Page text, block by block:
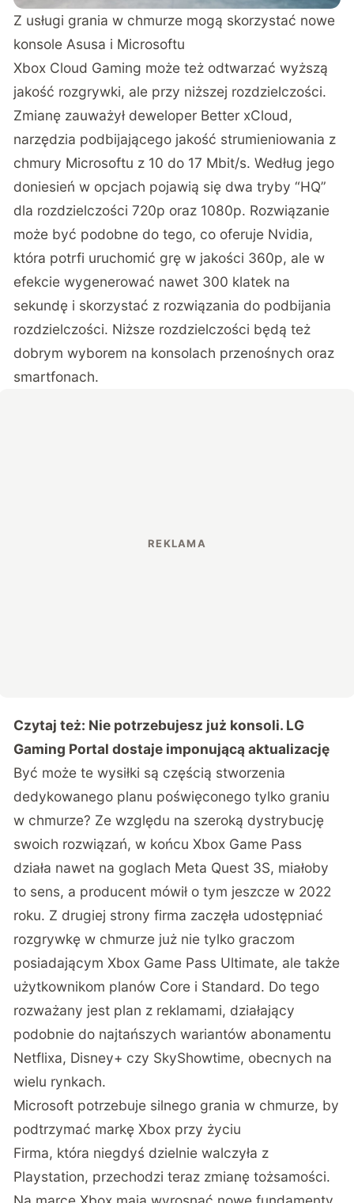
Z usługi grania w chmurze mogą skorzystać nowe
konsole Asusa i Microsoftu
Xbox Cloud Gaming może też odtwarzać wyższą
jakość rozgrywki, ale przy niższej rozdzielczości.
Zmianę zauważył deweloper Better xCloud,
narzędzia podbijającego jakość strumieniowania z
chmury Microsoftu z 10 do 17 Mbit/s. Według jego
doniesień w opcjach pojawią się dwa tryby “HQ”
dla rozdzielczości 720p oraz 1080p. Rozwiązanie
może być podobne do tego, co oferuje Nvidia,
która potrfi uruchomić grę w jakości 360p, ale w
efekcie wygenerować nawet 300 klatek na
sekundę i skorzystać z rozwiązania do podbijania
rozdzielczości. Niższe rozdzielczości będą też
dobrym wyborem na konsolach przenośnych oraz
smartfonach.
Czytaj też: Nie potrzebujesz już konsoli. LG
Gaming Portal dostaje imponującą aktualizację
Być może te wysiłki są częścią stworzenia
dedykowanego planu poświęconego tylko graniu
w chmurze? Ze względu na szeroką dystrybucję
swoich rozwiązań, w końcu Xbox Game Pass
działa nawet na goglach Meta Quest 3S, miałoby
to sens, a producent mówił o tym jeszcze w 2022
roku. Z drugiej strony firma zaczęła udostępniać
rozgrywkę w chmurze już nie tylko graczom
posiadającym Xbox Game Pass Ultimate, ale także
użytkownikom planów Core i Standard. Do tego
rozważany jest plan z reklamami, działający
podobnie do najtańszych wariantów abonamentu
Netflixa, Disney+ czy SkyShowtime, obecnych na
wielu rynkach.
Microsoft potrzebuje silnego grania w chmurze, by
podtrzymać markę Xbox przy życiu
Firma, która niegdyś dzielnie walczyła z
Playstation, przechodzi teraz zmianę tożsamości.